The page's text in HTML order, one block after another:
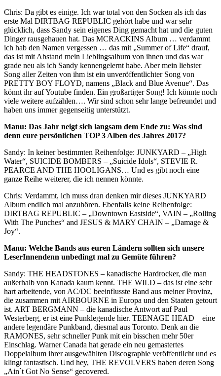
Chris: Da gibt es einige. Ich war total von den Socken als ich das
erste Mal DIRTBAG REPUBLIC gehört habe und war sehr
glücklich, dass Sandy sein eigenes Ding gemacht hat und die guten
Dinger rausgehauen hat. Das MCRACKINS Album … verdammt
ich hab den Namen vergessen … das mit „Summer of Life“ drauf,
das ist mit Abstand mein Lieblingsalbum von ihnen und das war
grade neu als ich Sandy kennengelernt habe. Aber mein liebster
Song aller Zeiten von ihm ist ein unveröffentlichter Song von
PRETTY BOY FLOYD, namens „Black and Blue Avenue“. Das
könnt ihr auf Youtube finden. Ein großartiger Song! Ich könnte noch
viele weitere aufzählen…. Wir sind schon sehr lange befreundet und
haben uns immer gegenseitig unterstützt.
Manu: Das Jahr neigt sich langsam dem Ende zu: Was sind
denn eure persönlichen TOP 3 Alben des Jahres 2017?
Sandy: In keiner bestimmten Reihenfolge: JUNKYARD – „High
Water“, SUICIDE BOMBERS – „Suicide Idols“, STEVIE R.
PEARCE AND THE HOOLIGANS… Und es gibt noch eine
ganze Reihe weiterer, die ich nennen könnte.
Chris: Verdammt, ich muss dran denken mir dieses JUNKYARD
Album endlich mal anzuhören. Ebenfalls keine Reihenfolge:
DIRTBAG REPUBLIC – „Downtown Eastside“, VAIN – „Rolling
With The Punches“ and JESUS & MARY CHAIN – „Damage &
Joy“.
Manu: Welche Bands aus euren Ländern sollten sich unsere
LeserInnendenn unbedingt mal zu Gemüte führen?
Sandy: THE HEADSTONES – kanadische Hardrocker, die man
außerhalb von Kanada kaum kennt. THE WILD – das ist eine sehr
hart arbeitende, von AC/DC beeinflusste Band aus meiner Provinz,
die zusammen mit AIRBOURNE in Europa und den Staaten getourt
ist. ART BERGMANN – die kanadische Antwort auf Paul
Westerberg, er ist eine Punklegende hier. TEENAGE HEAD – eine
andere legendäre Punkband, diesmal aus Toronto. Denk an die
RAMONES, sehr schneller Punk mit ein bisschen mehr 50er
Einschlag. Warner Canada hat gerade ein neu gemastertes
Doppelalbum ihrer ausgewählten Discographie veröffentlicht und es
klingt fantastisch. Und hey, THE REVOLVERS haben deren Song
„Ain`t Got No Sense“ gecovered.